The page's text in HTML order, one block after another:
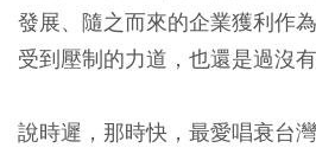
發展、隨之而來的企業獲利作
受到壓制的力道，也還是過沒有
說時遲，那時快，最愛唱衰台